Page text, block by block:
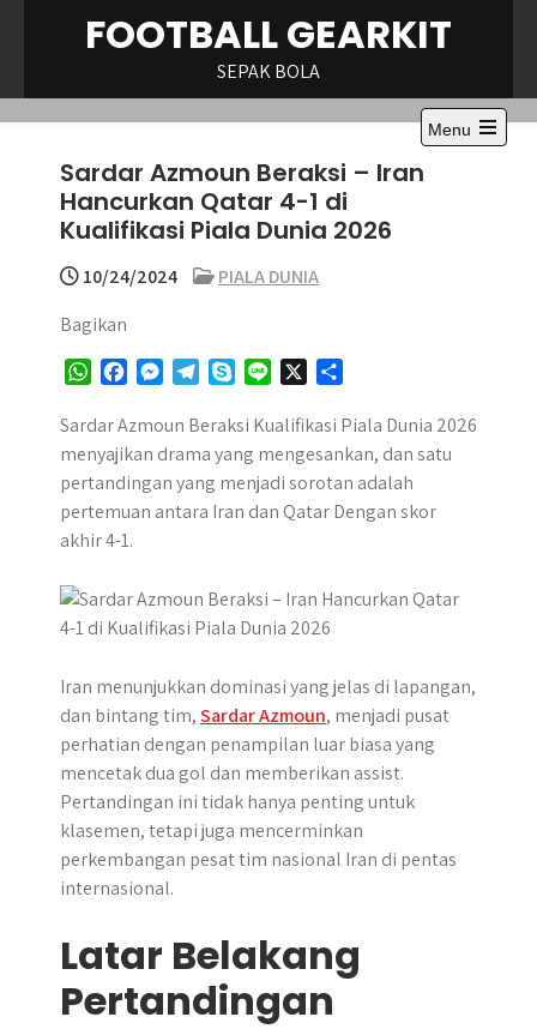
FOOTBALL GEARKIT
SEPAK BOLA
Menu
Open
Sardar Azmoun Beraksi – Iran
Hancurkan Qatar 4-1 di
Kualifikasi Piala Dunia 2026
10/24/2024
PIALA DUNIA
Bagikan
W
a
t
s
A
p
c
e
b
o
s
s
e
n
l
e
g
r
y
p
e
n
e
a
r
e
Sardar Azmoun Beraksi Kualifikasi Piala Dunia 2026
menyajikan drama yang mengesankan, dan satu
pertandingan yang menjadi sorotan adalah
pertemuan antara Iran dan Qatar Dengan skor
akhir 4-1.
Iran menunjukkan dominasi yang jelas di lapangan,
dan bintang tim,Sardar Azmoun, menjadi pusat
perhatian dengan penampilan luar biasa yang
mencetak dua gol dan memberikan assist.
Pertandingan ini tidak hanya penting untuk
klasemen, tetapi juga mencerminkan
perkembangan pesat tim nasional Iran di pentas
internasional.
Latar Belakang
Pertandingan